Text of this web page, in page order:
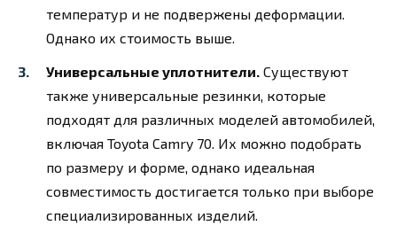
температур и не подвержены деформации.
Однако их стоимость выше.
Универсальные уплотнители. Существуют
также универсальные резинки, которые
подходят для различных моделей автомобилей,
включая Toyota Camry 70. Их можно подобрать
по размеру и форме, однако идеальная
совместимость достигается только при выборе
специализированных изделий.